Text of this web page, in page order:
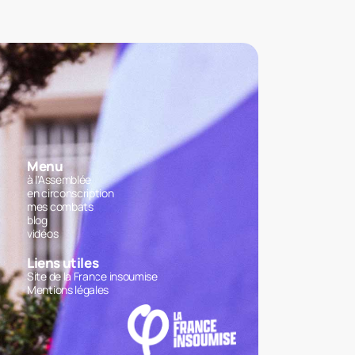
Menu
à l'Assemblée
en circonscription
mes combats
blog
vidéos
Liens utiles
Site de la France insoumise
Mentions légales